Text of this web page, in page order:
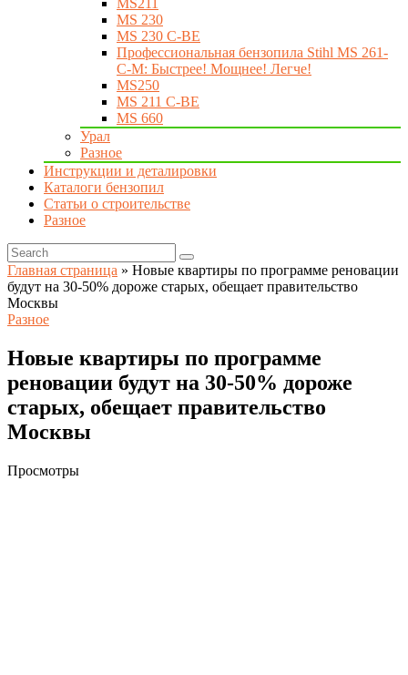
MS211
MS 230
MS 230 C-BE
Профессиональная бензопила Stihl MS 261-
C-M: Быстрее! Мощнее! Легче!
MS250
MS 211 C-BE
MS 660
Урал
Разное
Инструкции и деталировки
Каталоги бензопил
Статьи о строительстве
Разное
Главная страница » Новые квартиры по программе реновации
будут на 30-50% дороже старых, обещает правительство
Москвы
Разное
Новые квартиры по программе
реновации будут на 30-50% дороже
старых, обещает правительство
Москвы
Просмотры